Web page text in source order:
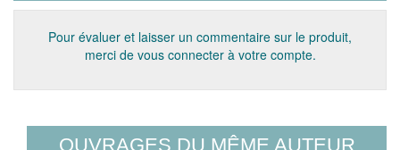
Pour évaluer et laisser un commentaire sur le produit,
merci de vous connecter à votre compte.
OUVRAGES DU MÊME AUTEUR